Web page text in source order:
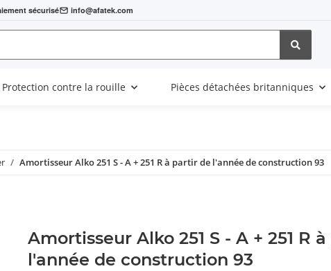
sécurisé info@afatek.com
Protection contre la rouille Pièces détachées britanniques
Amortisseur Alko 251 S - A + 251 R à partir de l'année de construction 93
Amortisseur Alko 251 S - A + 251 R
l'année de construction 93